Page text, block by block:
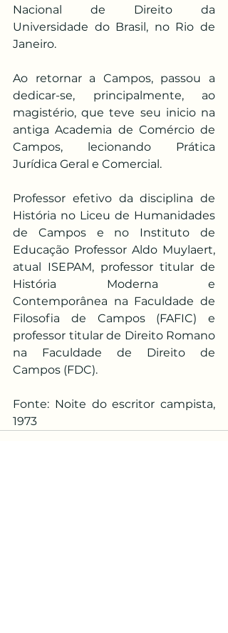
Nacional de Direito da
Universidade do Brasil, no Rio de
Janeiro.
Ao retornar a Campos, passou a
dedicar-se, principalmente, ao
magistério, que teve seu inicio na
antiga Academia de Comércio de
Campos, lecionando Prática
Jurídica Geral e Comercial.
Professor efetivo da disciplina de
História no Liceu de Humanidades
de Campos e no Instituto de
Educação Professor Aldo Muylaert,
atual ISEPAM, professor titular de
História Moderna e
Contemporânea na Faculdade de
Filosofia de Campos (FAFIC) e
professor titular de Direito Romano
na Faculdade de Direito de
Campos (FDC).
Fonte: Noite do escritor campista,
1973